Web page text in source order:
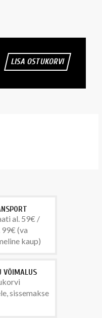
LISA OSTUKORVI
al. 59€ /
(va
kaup)
VÕIMALUS
sissemakse